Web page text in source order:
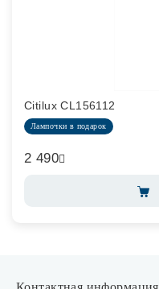
Citilux CL156112
Лампочки в подарок
2 490